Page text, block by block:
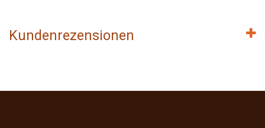
Kundenrezensionen